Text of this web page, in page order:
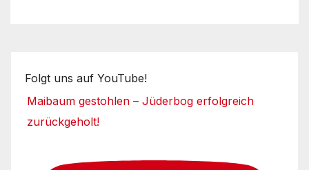
Folgt uns auf YouTube!
Maibaum gestohlen – Jüderbog erfolgreich
zurückgeholt!